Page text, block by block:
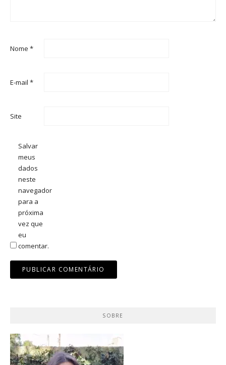
Nome *
E-mail *
Site
Salvar
meus
dados
neste
navegador
para a
próxima
vez que
eu
comentar.
SOBRE